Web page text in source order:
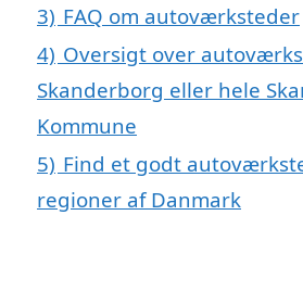
3) FAQ om autoværksteder
4) Oversigt over
Skanderborg eller hele
Kommune
5) Find et godt
regioner af Danmark